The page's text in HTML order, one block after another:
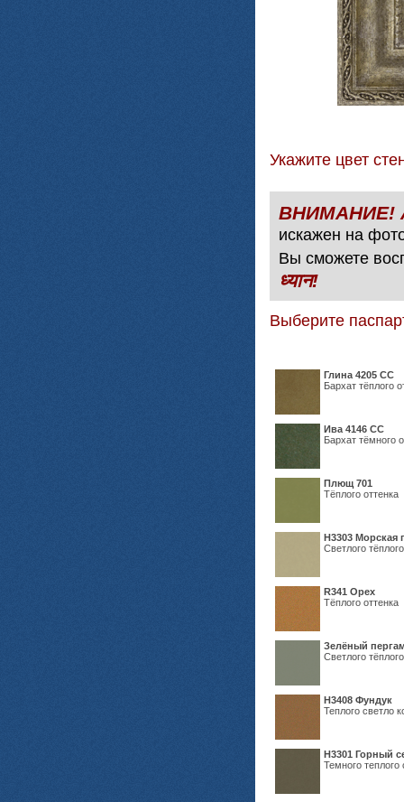
Укажите цвет
искажен на
Вы сможете
ध्यान!
Выберите
Глина 4205 СС
Бархат тёплого
Ива 4146 СС
Бархат тёмного
Плющ 701
Тёплого оттенка
H3303 Морская
Светлого
R341 Орех
Тёплого оттенка
Зелёный
Светлого
Н3408 Фундук
Теплого светло
Н3301 Горный
Темного теплого